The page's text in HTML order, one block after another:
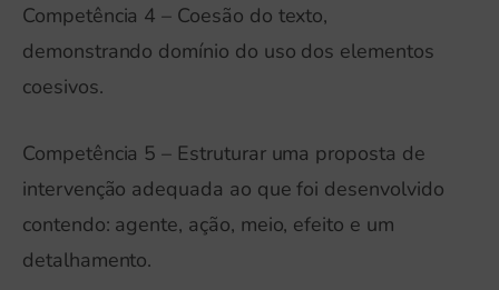
Competência 4 – Coesão do texto,
demonstrando domínio do uso dos elementos
coesivos.
Competência 5 – Estruturar uma proposta de
intervenção adequada ao que foi desenvolvido
contendo: agente, ação, meio, efeito e um
detalhamento.